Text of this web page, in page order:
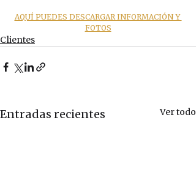
AQUÍ PUEDES DESCARGAR INFORMACIÓN Y
FOTOS
Clientes
Entradas recientes Ver todo